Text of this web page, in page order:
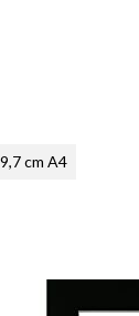
cm A4